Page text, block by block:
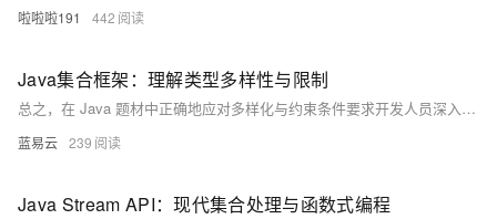
啦啦啦191 442
Java集合框架：理解类型多样性与限制
总之，在 Java 题材中正确地应对多样化与约束条件要求开发人员深入理解面向对象原则、范式编程思想以及JVM工作机理等核心知识点。通过精心设计与周密规划能够有效地利用 Java 高级特征打造出既健壮又灵活易维护系统软件产品。
蓝易云 239
Java Stream API：现代集合处理与函数式编程